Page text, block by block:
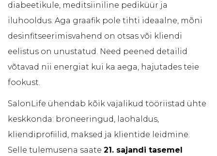
diabeetikule, meditsiiniline pediküür ja
iluhooldus. Aga graafik pole tihti ideaalne, mõni
desinfitseerimisvahend on otsas või kliendi
eelistus on unustatud. Need peened detailid
võtavad nii energiat kui ka aega, hajutades teie
fookust.
SalonLife ühendab kõik vajalikud tööriistad ühte
keskkonda: broneeringud, laohaldus,
kliendiprofiilid, maksed ja klientide leidmine.
Selle tulemusena saate 21. sajandi tasemel